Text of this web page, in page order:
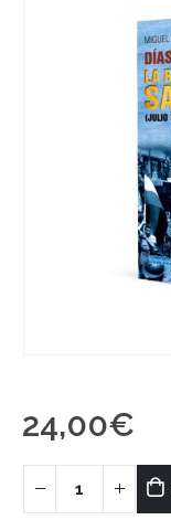
24,00€